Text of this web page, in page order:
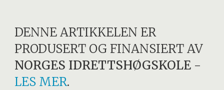
DENNE ARTIKKELEN ER
PRODUSERT OG FINANSIERT AV
NORGES IDRETTSHØGSKOLE -
LES MER.